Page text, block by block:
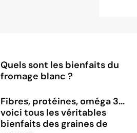
Quels sont les bienfaits du
fromage blanc ?
Fibres, protéines, oméga 3...
voici tous les véritables
bienfaits des graines de